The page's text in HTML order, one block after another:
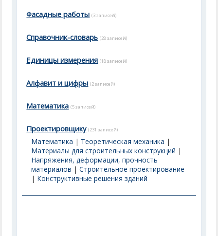
Фасадные работы (3 записей)
Справочник-словарь (28 записей)
Единицы измерения (18 записей)
Алфавит и цифры (2 записей)
Математика (5 записей)
Проектировщику (231 записей)
Математика | Теоретическая механика |
Материалы для строительных конструкций |
Напряжения, деформации, прочность
материалов |Строительное проектирование
| Конструктивные решения зданий